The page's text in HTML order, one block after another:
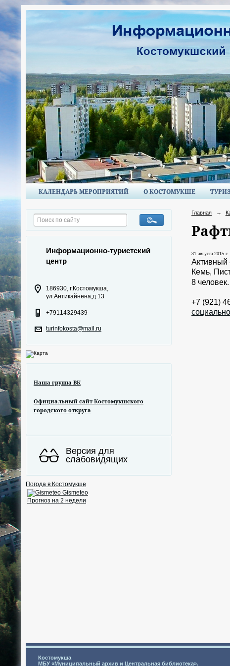
КАЛЕНДАРЬ МЕРОПРИЯТИЙ О КОСТОМУКШЕ
Информационно-туристский
центр
186930, г.Костомукша,
ул.Антикайнена,д.13
+79114329439
turinfokosta@mail.ru
Наша группа ВК
Официальный сайт Костомукшского
городского откруга
Версия для
слабовидящих
Погода в Костомукше
Gismeteo
Прогноз на 2 недели
Главная →
31 августа 2015 г.
Активный
Кемь,
8 человек.
+7 (921)
Костомукша
МБУ «Муниципальный архив и Центральная библиотека».